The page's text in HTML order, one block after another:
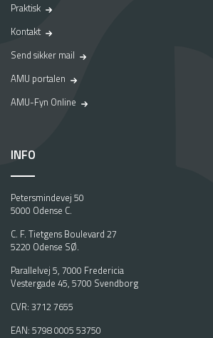
Praktisk
Kontakt
Send sikker mail
AMU portalen
AMU-Fyn Online
INFO
Petersmindevej 50
5000 Odense C.
C. F. Tietgens Boulevard 27
5220 Odense SØ.
Parallelvej 5, 7000 Fredericia
Vestergade 45, 5700 Svendborg
CVR: 3712 7655
EAN: 5798 0005 53750